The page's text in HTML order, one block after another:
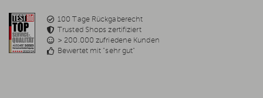
100 Tage Rückgaberecht
Trusted Shops zertifiziert
> 200.000 zufriedene Kunden
Bewertet mit "sehr gut"